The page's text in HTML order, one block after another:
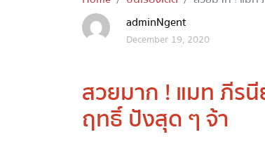
adminNgent
December 19, 2020
สวยมาก ! แมท ภีรนี
ฤทธิ์ ปังสุด ๆ จ้า